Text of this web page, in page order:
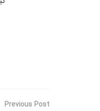
Previous Post